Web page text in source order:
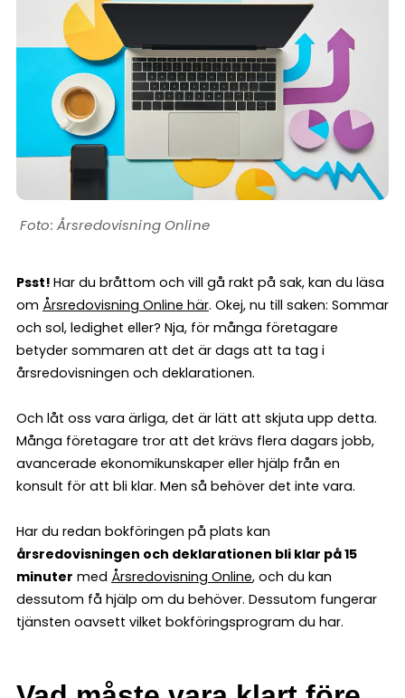
Årsredovisning Online
Psst! Har du bråttom och vill gå rakt på sak, kan du läsa
om Årsredovisning Online här. Okej, nu till saken: Sommar
och sol, ledighet eller? Nja, för många företagare
betyder sommaren att det är dags att ta tag i
årsredovisningen och deklarationen.
Och låt oss vara ärliga, det är lätt att skjuta upp detta.
Många företagare tror att det krävs flera dagars jobb,
avancerade ekonomikunskaper eller hjälp från en
konsult för att bli klar. Men så behöver det inte vara.
Har du redan bokföringen på plats kan
årsredovisningen och deklarationen bli klar på 15
minuter med Årsredovisning Online, och du kan
dessutom få hjälp om du behöver. Dessutom fungerar
tjänsten oavsett vilket bokföringsprogram du har.